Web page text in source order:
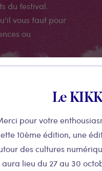
Le
pour votre
10ème édition, une
des cultures
aura lieu du 27 au 30
du festival.
vous faut pour
ou